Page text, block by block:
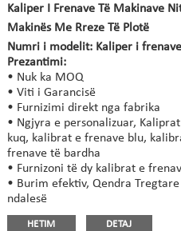
Kaliper I Frenave Të Makinave
Makinës Me Rreze Të Plotë
Numri i modelit: Kaliper i
Prezantimi:
• Nuk ka MOQ
• Viti i Garancisë
• Furnizimi direkt nga fabrika
• Ngjyra e personalizuar,
kuq, kalibrat e frenave blu,
frenave të bardha
• Furnizoni të dy kalibrat e
• Burim efektiv, Qendra
ndalesë
HETIM DETAJ